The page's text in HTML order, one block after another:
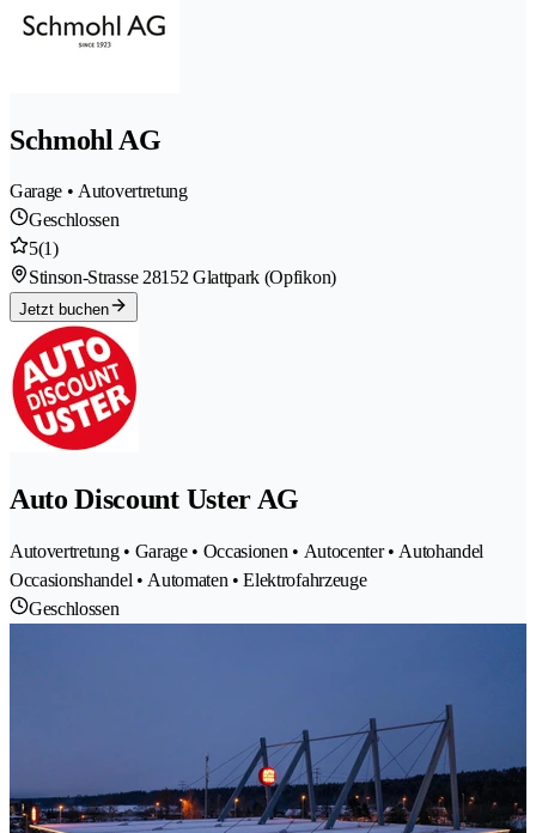
Schmohl AG
Garage • Autovertretung
Geschlossen
5(1)
Stinson-Strasse 28152 Glattpark (Opfikon)
Jetzt buchen
Auto Discount Uster AG
Autovertretung • Garage • Occasionen • Autocenter • Autohandel
Occasionshandel • Automaten • Elektrofahrzeuge
Geschlossen